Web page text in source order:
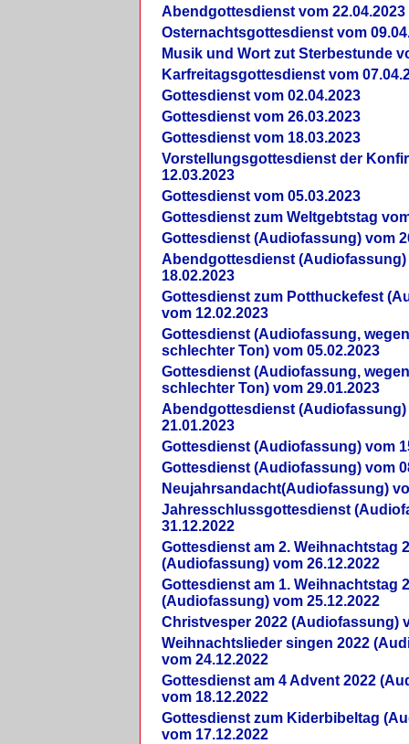
Abendgottesdienst vom 22.04.2023
Osternachtsgottesdienst vom
Musik und Wort zut Sterbestunde
Karfreitagsgottesdienst vom
Gottesdienst vom 02.04.2023
Gottesdienst vom 26.03.2023
Gottesdienst vom 18.03.2023
Vorstellungsgottesdienst der
12.03.2023
Gottesdienst vom 05.03.2023
Gottesdienst zum Weltgebtstag
Gottesdienst (Audiofassung) vom
Abendgottesdienst (Audiofassung)
18.02.2023
Gottesdienst zum Potthuckefest
vom 12.02.2023
Gottesdienst (Audiofassung,
schlechter Ton) vom 05.02.2023
Gottesdienst (Audiofassung,
schlechter Ton) vom 29.01.2023
Abendgottesdienst (Audiofassung)
21.01.2023
Gottesdienst (Audiofassung) vom
Gottesdienst (Audiofassung) vom
Neujahrsandacht(Audiofassung)
Jahresschlussgottesdienst
31.12.2022
Gottesdienst am 2. Weihnachtstag
(Audiofassung) vom 26.12.2022
Gottesdienst am 1. Weihnachtstag
(Audiofassung) vom 25.12.2022
Christvesper 2022 (Audiofassung)
Weihnachtslieder singen 2022
vom 24.12.2022
Gottesdienst am 4 Advent 2022
vom 18.12.2022
Gottesdienst zum Kiderbibeltag
vom 17.12.2022